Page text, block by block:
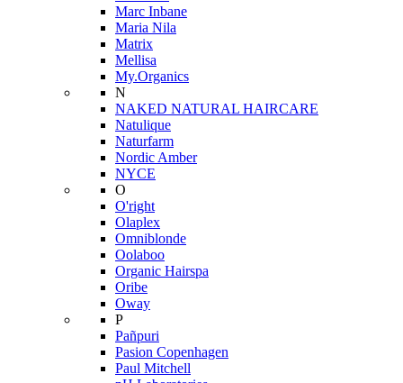
Marc Inbane
Maria Nila
Matrix
Mellisa
My.Organics
N
NAKED NATURAL HAIRCARE
Natulique
Naturfarm
Nordic Amber
NYCE
O
O'right
Olaplex
Omniblonde
Oolaboo
Organic Hairspa
Oribe
Oway
P
Pañpuri
Pasion Copenhagen
Paul Mitchell